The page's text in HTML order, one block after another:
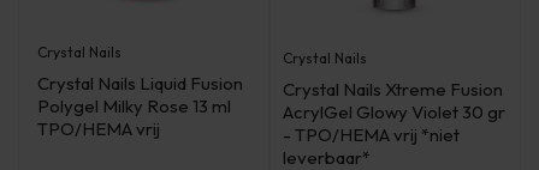
Crystal Nails
Crystal Nails Liquid Fusion
Polygel Milky Rose 13 ml
TPO/HEMA vrij
Crystal Nails
Crystal Nails Xtreme Fusion
AcrylGel Glowy Violet 30 gr
- TPO/HEMA vrij *niet
leverbaar*